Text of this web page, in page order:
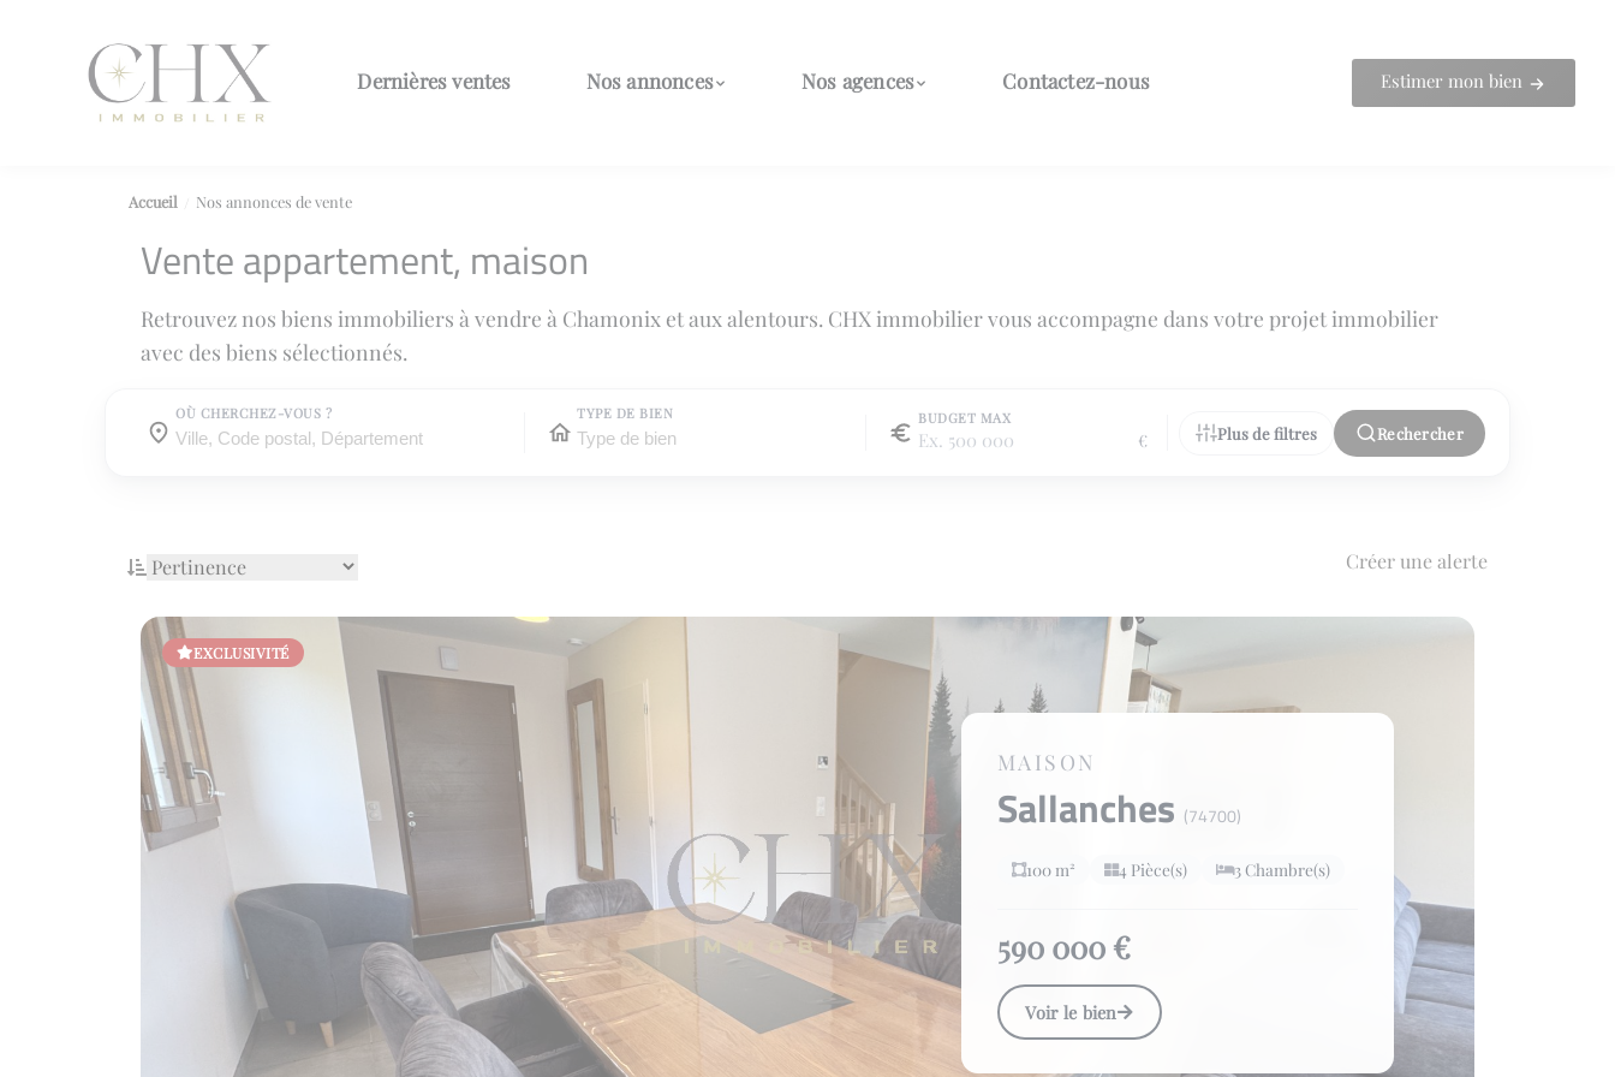
Dernières ventes Nos annonces Nos agences Contactez-nous Estimer mon bien
Accueil Nos annonces de vente
Vente appartement, maison
Retrouvez nos biens immobiliers à vendre à Chamonix et aux alentours. CHX immobilier vous accompagne dans votre projet immobilier
avec des biens sélectionnés.
OÙ CHERCHEZ-VOUS ?
Où cherchez-vous ?
Où cherchez-vous ?
TYPE DE BIEN BUDGET MAX
€ Plus de filtres Rechercher
Créer une alerte
EXCLUSIVITÉ
MAISON
Sallanches (74700)
100 m² 4 Pièce(s) 3 Chambre(s)
590 000 €
Voir le bien